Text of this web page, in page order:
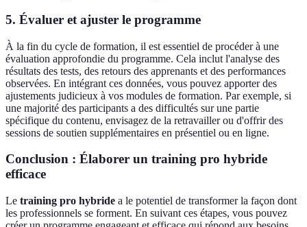
5. Évaluer et ajuster le programme
À la fin du cycle de formation, il est essentiel de procéder à une
évaluation approfondie du programme. Cela inclut l'analyse des
résultats des tests, des retours des apprenants et des performances
observées. En intégrant ces données, vous pouvez apporter des
ajustements judicieux à vos modules de formation. Par exemple, si
une majorité des participants a des difficultés sur une partie
spécifique du contenu, envisagez de la retravailler ou d'offrir des
sessions de soutien supplémentaires en présentiel ou en ligne.
Conclusion : Élaborer un training pro hybride
efficace
Le training pro hybride a le potentiel de transformer la façon dont
les professionnels se forment. En suivant ces étapes, vous pouvez